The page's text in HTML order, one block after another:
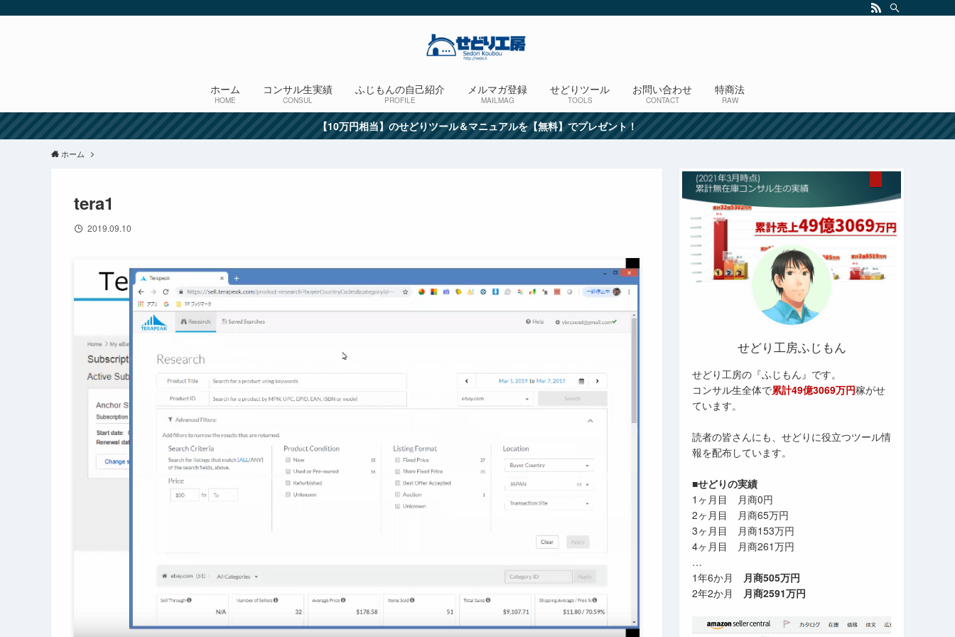
ホーム
HOME
コンサル生実績
CONSUL
ふじもんの自己紹介
PROFILE
メルマガ登録
MAILMAG
せどりツール
TOOLS
お問い合わせ
CONTACT
特商法
RAW
【10万円相当】のせどりツール＆マニュアルを【無料】でプレゼント！
ホーム
tera1
2019.09.10
せどり工房ふじもん
せどり工房の『ふじもん』です。
コンサル生全体で累計49億3069万円稼がせ
ています。
読者の皆さんにも、せどりに役立つツール情
報を配布しています。
■せどりの実績
1ヶ月目 月商0円
2ヶ月目 月商65万円
3ヶ月目 月商153万円
4ヶ月目 月商261万円
…
1年6か月 月商505万円
2年2か月 月商2591万円